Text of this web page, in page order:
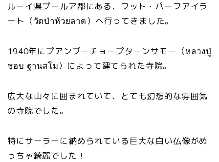
ルーイ県プールア郡にある、ワット・パーフアイラ
ート（วัดป่าห้วยลาด）へ行ってきました。
1940年にプアンプーチョープターンサモー（หลวงปู่
ชอบ ฐานสโม）によって建てられた寺院。
広大な山々に囲まれていて、とても幻想的な雰囲気
の寺院でした。
特にサーラーに納められている巨大な白い仏像がめ
っちゃ綺麗でした！